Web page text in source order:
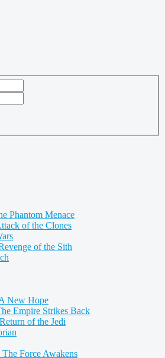
Phantom Menace
of the Clones
of the Sith
New Hope
Empire Strikes Back
of the Jedi
Force Awakens